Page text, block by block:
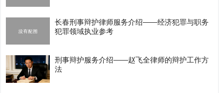
长春刑事辩护律师服务介绍——经济犯罪与职务
犯罪领域执业参考
刑事辩护服务介绍——赵飞全律师的辩护工作方
法